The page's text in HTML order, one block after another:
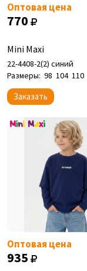
Оптовая цена
770
Mini Maxi
22-4408-2(2) синий
Размеры: 98 104 110
Заказать
Оптовая цена
935